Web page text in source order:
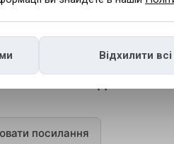
поглиблюють
виробництво
посилання
Відхилити всі